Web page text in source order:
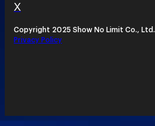
X
Copyright 2025 Show No Limit Co., Ltd.
Privacy Policy